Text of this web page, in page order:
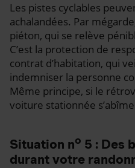
Les pistes cyclables
achalandées. Par
piéton, qui se relève
C’est la protection de
contrat d’habitation, qui
indemniser la personne
Même principe, si le
voiture stationnée
Situation no 5 : Des
durant votre